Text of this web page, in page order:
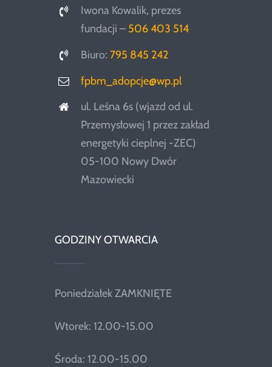
Iwona Kowalik, prezes
fundacji – 506 403 514
Biuro:795 845 242
fpbm_adopcje@wp.pl
ul. Leśna 6s (wjazd od ul.
Przemysłowej 1 przez zakład
energetyki cieplnej -ZEC)
05-100 Nowy Dwór
Mazowiecki
GODZINY OTWARCIA
Poniedziałek ZAMKNIĘTE
Wtorek: 12.00-15.00
Środa: 12.00-15.00